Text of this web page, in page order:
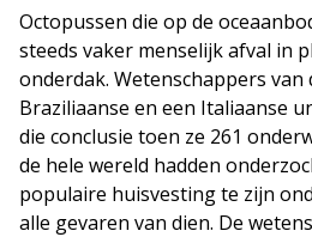
Octopussen die op de
steeds vaker menselijk afval in
onderdak. Wetenschappers van
Braziliaanse en een Italiaanse
die conclusie toen ze 261
de hele wereld hadden
populaire huisvesting te zijn
alle gevaren van dien. De